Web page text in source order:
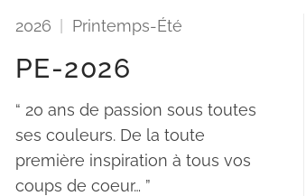
2026 Printemps-Été
PE-2026
“ 20 ans de passion sous toutes
ses couleurs. De la toute
première inspiration à tous vos
coups de coeur… ”